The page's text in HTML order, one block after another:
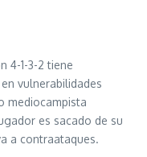
4-1-3-2 tiene
vulnerabilidades
mediocampista
es sacado de su
a contraataques.